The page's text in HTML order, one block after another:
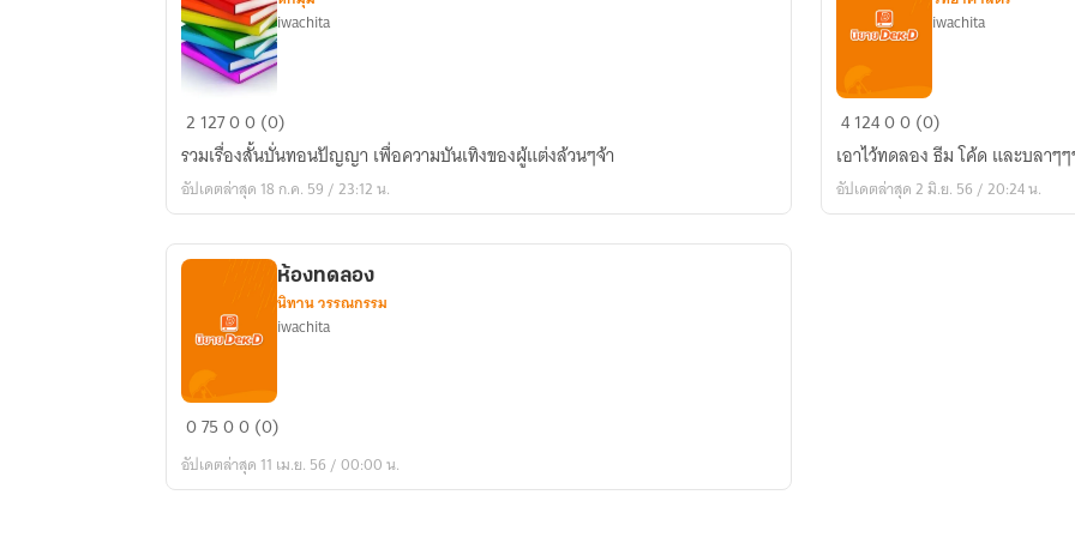
ผม
ตก
ปลา
ริม
iwachita
2 12700 (0)
รวมเรื่องสั้นบั่นทอนปัญญา เพื่อความบันเทิงของผู้แต่งล้วนๆจ้า
อัปเดตล่าสุด 18 ก.ค. 59 / 23:12 น.
ห้อง
ทดลอง
iwachita
412400 (0)
เอาไว้ทดลอง ธีม โค้ด และบลาๆ
อัปเดตล่าสุด 2 มิ.ย. 56 / 20:24 น.
ห้อง
ห้องทดลอง
นิทาน วรรณกรรม
iwachita
07500 (0)
อัปเดตล่าสุด 11 เม.ย. 56 / 00:00 น.